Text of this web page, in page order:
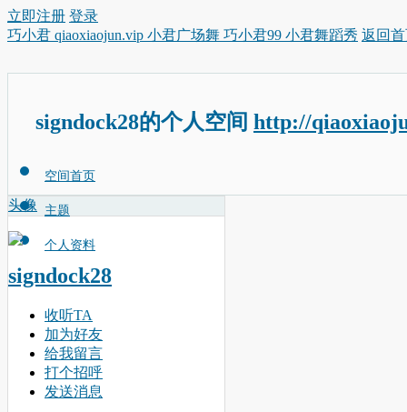
立即注册 登录
巧小君 qiaoxiaojun.vip 小君广场舞 巧小君99 小君舞蹈秀 返回
signdock28的个人空间 http://
空间首页
主题
个人资料
头像
signdock28
收听TA
加为好友
给我留言
打个招呼
发送消息